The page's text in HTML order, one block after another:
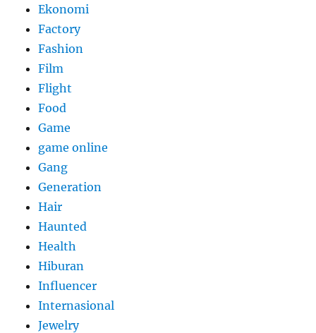
Ekonomi
Factory
Fashion
Film
Flight
Food
Game
game online
Gang
Generation
Hair
Haunted
Health
Hiburan
Influencer
Internasional
Jewelry